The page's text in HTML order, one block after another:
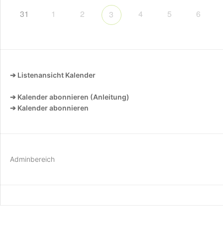
31 1 2 3 4 5 6
➔ Listenansicht Kalender
➔ Kalender abonnieren (Anleitung)
➔ Kalender abonnieren
Adminbereich